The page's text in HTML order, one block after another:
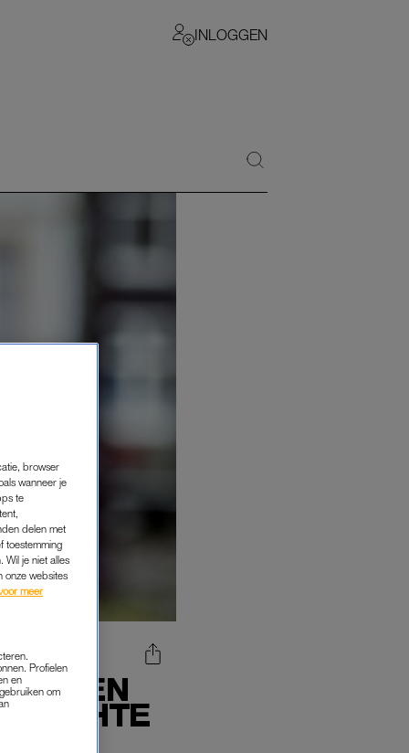
INLOGGEN
browser
wanneer je
te
delen met
toestemming
Wil je niet alles
onze websites
meer
Profielen
en
om